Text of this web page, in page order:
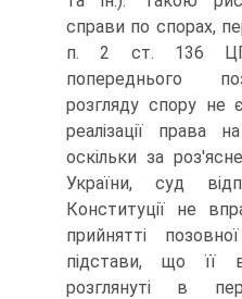
справи по спорах,
п. 2 ст. 136
попереднього
розгляду спору не
реалізації права
оскільки за
України, суд
Конституції не
прийнятті
підстави, що її
розглянуті в